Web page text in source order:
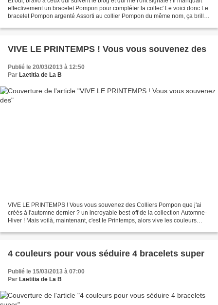
effectivement un bracelet Pompon pour compléter la collec' Le voici donc Le
bracelet Pompon argenté Assorti au collier Pompon du même nom, ça brille !
VIVE LE PRINTEMPS ! Vous vous souvenez des
Publié le 20/03/2013 à 12:50
Par Laetitia de La B
VIVE LE PRINTEMPS ! Vous vous souvenez des Colliers Pompon que j'ai
créés à l'automne dernier ? un incroyable best-off de la collection Automne-
Hiver ! Mais voilà, maintenant, c'est le Printemps, alors vive les couleurs
4 couleurs pour vous séduire 4 bracelets super
Publié le 15/03/2013 à 07:00
Par Laetitia de La B